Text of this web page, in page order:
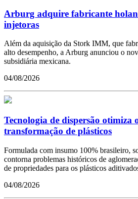
Arburg adquire fabricante
injetoras
Além da aquisição da Stork IMM, que
alto desempenho, a Arburg anunciou o
subsidiária mexicana.
04/08/2026
Tecnologia de dispersão otimiza
transformação de plásticos
Formulada com insumo 100% brasileiro,
contorna problemas históricos de
de propriedades para os plásticos
04/08/2026